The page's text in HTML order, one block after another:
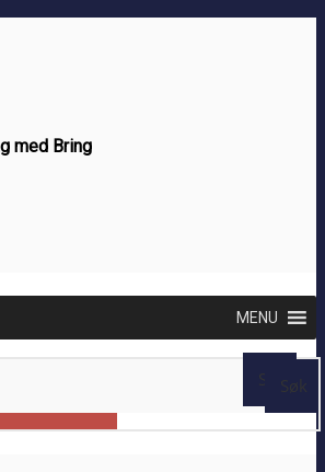
med Bring
MENU